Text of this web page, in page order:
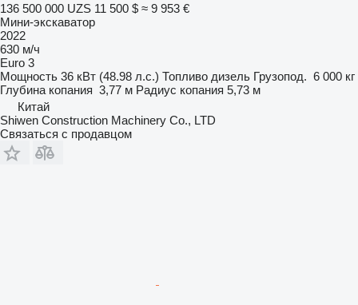
136 500 000 UZS 11 500 $ ≈ 9 953 €
Мини-экскаватор
2022
630 м/ч
Euro 3
Мощность 36 кВт (48.98 л.с.) Топливо дизель Грузопод. 6 000 кг
Глубина копания 3,77 м Радиус копания 5,73 м
Китай
Shiwen Construction Machinery Co., LTD
Связаться с продавцом